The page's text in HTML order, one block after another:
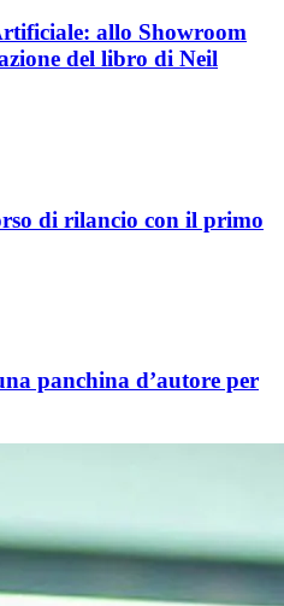
allo Showroom
del libro di Neil
di rilancio con il primo
panchina d’autore per